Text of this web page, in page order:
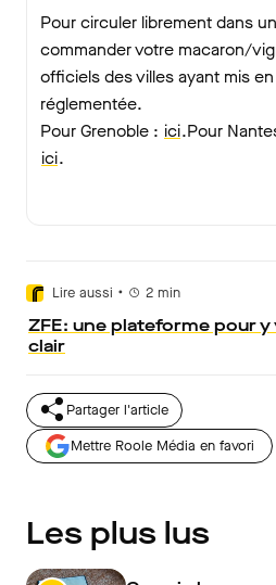
Pour circuler librement dans
commander votre macaron/
officiels des villes ayant mis
réglementée.
Pour Grenoble : ici.Pour
ici.
Lire aussi • 2 min
ZFE : une plateforme pour
clair
Partager l'article
Mettre Roole Média en favori
Les plus lus